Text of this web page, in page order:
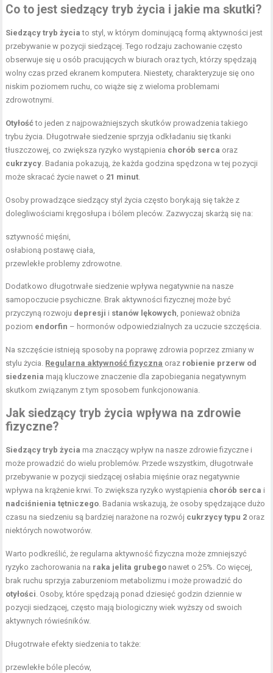
Co to jest siedzący tryb życia i jakie ma skutki?
Siedzący tryb życia to styl, w którym dominującą formą aktywności jest
przebywanie w pozycji siedzącej. Tego rodzaju zachowanie często
obserwuje się u osób pracujących w biurach oraz tych, którzy spędzają
wolny czas przed ekranem komputera. Niestety, charakteryzuje się ono
niskim poziomem ruchu, co wiąże się z wieloma problemami
zdrowotnymi.
Otyłośćto jeden z najpoważniejszych skutków prowadzenia takiego
trybu życia. Długotrwałe siedzenie sprzyja odkładaniu się tkanki
tłuszczowej, co zwiększa ryzyko wystąpienia chorób serca oraz
cukrzycy. Badania pokazują, że każda godzina spędzona w tej pozycji
może skracać życie nawet o 21 minut.
Osoby prowadzące siedzący styl życia często borykają się także z
dolegliwościami kręgosłupa i bólem pleców. Zazwyczaj skarżą się na:
sztywność mięśni,
osłabioną postawę ciała,
przewlekłe problemy zdrowotne.
Dodatkowo długotrwałe siedzenie wpływa negatywnie na nasze
samopoczucie psychiczne. Brak aktywności fizycznej może być
przyczyną rozwoju depresji i stanów lękowych, ponieważ obniża
poziom endorfin – hormonów odpowiedzialnych za uczucie szczęścia.
Na szczęście istnieją sposoby na poprawę zdrowia poprzez zmiany w
stylu życia. Regularna aktywność fizyczna oraz robienie przerw od
siedzenia mają kluczowe znaczenie dla zapobiegania negatywnym
skutkom związanym z tym sposobem funkcjonowania.
Jak siedzący tryb życia wpływa na zdrowie
fizyczne?
Siedzący tryb życia ma znaczący wpływ na nasze zdrowie fizyczne i
może prowadzić do wielu problemów. Przede wszystkim, długotrwałe
przebywanie w pozycji siedzącej osłabia mięśnie oraz negatywnie
wpływa na krążenie krwi. To zwiększa ryzyko wystąpienia chorób serca i
nadciśnienia tętniczego. Badania wskazują, że osoby spędzające dużo
czasu na siedzeniu są bardziej narażone na rozwój cukrzycy typu 2 oraz
niektórych nowotworów.
Warto podkreślić, że regularna aktywność fizyczna może zmniejszyć
ryzyko zachorowania na raka jelita grubego nawet o 25%. Co więcej,
brak ruchu sprzyja zaburzeniom metabolizmu i może prowadzić do
otyłości. Osoby, które spędzają ponad dziesięć godzin dziennie w
pozycji siedzącej, często mają biologiczny wiek wyższy od swoich
aktywnych rówieśników.
Długotrwałe efekty siedzenia to także:
przewlekłe bóle pleców,